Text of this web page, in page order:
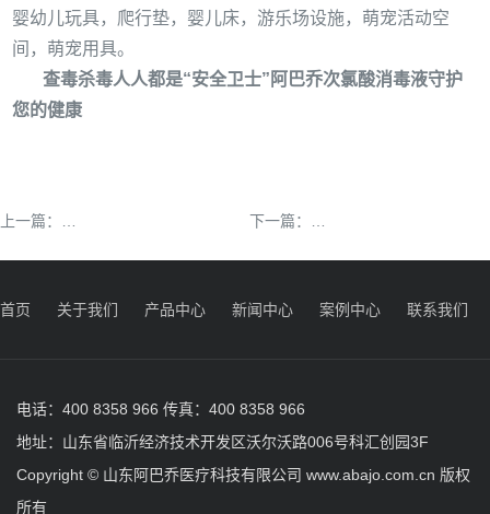
婴幼儿玩具，爬行垫，婴儿床，游乐场设施，萌宠活动空
间，萌宠用具。
查毒杀毒人人都是“安全卫士”阿巴乔次氯酸消毒液守护
您的健康
这个时候，你可以选择环境友好型的阿巴乔次氯酸消毒
首页 关于我们 产品中心 新闻中心 案例中心 联系我们
电话：400 8358 966 传真：400 8358 966
地址：山东省临沂经济技术开发区沃尔沃路006号科汇创园3F
Copyright © 山东阿巴乔医疗科技有限公司 www.abajo.com.cn 版权
所有